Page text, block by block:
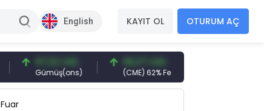
English KAYIT OL OTURUM AÇ
97,32 USD
Gümüş(ons)
96,27 USD
(CME) 62% Fe
Fuar